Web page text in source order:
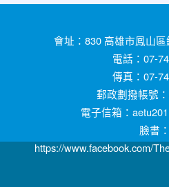
會址：830 高雄市鳳山
電話：07-
傳真：07-
郵政劃撥帳號
電子信箱：
臉書：
https://www.facebook.com/